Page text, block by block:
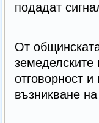
подадат
От
земеделските
отговорност
възникване